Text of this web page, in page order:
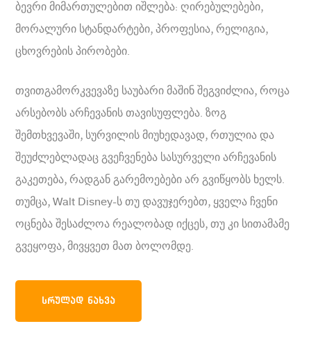
ბევრი მიმართულებით იშლება: ღირებულებები,
მორალური სტანდარტები, პროფესია, რელიგია,
ცხოვრების პირობები.
თვითგამორკვევაზე საუბარი მაშინ შეგვიძლია, როცა
არსებობს არჩევანის თავისუფლება. ზოგ
შემთხვევაში, სურვილის მიუხედავად, რთულია და
შეუძლებლადაც გვეჩვენება სასურველი არჩევანის
გაკეთება, რადგან გარემოებები არ გვიწყობს ხელს.
თუმცა, Walt Disney-ს თუ დავუჯერებთ, ყველა ჩვენი
ოცნება შესაძლოა რეალობად იქცეს, თუ კი სითამამე
გვეყოფა, მივყვეთ მათ ბოლომდე.
ᲡᲠᲣᲚᲐᲓ ᲜᲐᲮᲕᲐ